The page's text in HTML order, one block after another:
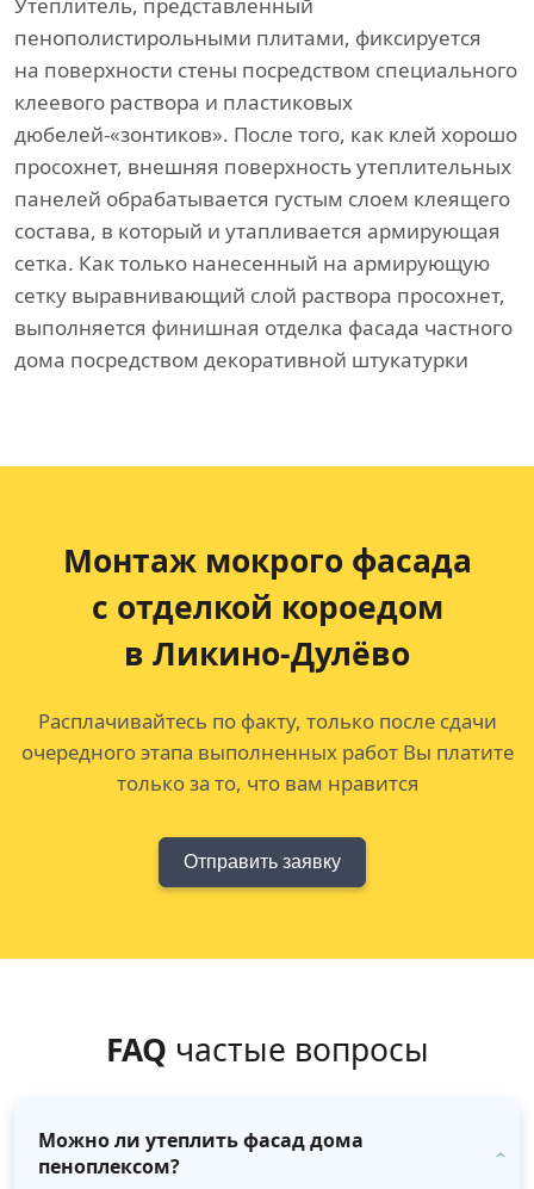
пенополистирольными плитами, фиксируется
на поверхности стены посредством специального
клеевого раствора и пластиковых
дюбелей-«зонтиков». После того, как клей хорошо
просохнет, внешняя поверхность утеплительных
панелей обрабатывается густым слоем клеящего
состава, в который и утапливается армирующая
сетка. Как только нанесенный на армирующую
сетку выравнивающий слой раствора просохнет,
выполняется финишная отделка фасада частного
дома посредством декоративной штукатурки
Монтаж мокрого фасада
с отделкой короедом
в Ликино-Дулёво
Расплачивайтесь по факту, только после сдачи
очередного этапа выполненных работ Вы платите
только за то, что вам нравится
Отправить заявку
FAQ частые вопросы
Можно ли утеплить фасад дома
пеноплексом?